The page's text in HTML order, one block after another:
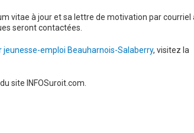
vitae à jour et sa lettre de motivation par courriel
seront contactées.
jeunesse-emploi Beauharnois-Salaberry, visitez la
du site INFOSuroit.com.